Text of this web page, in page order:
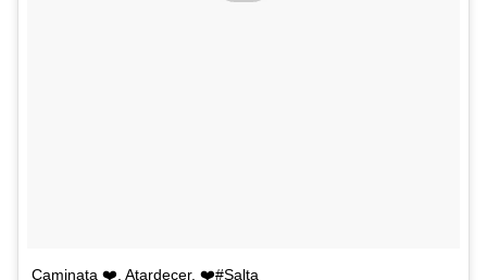
Caminata ❤️. Atardecer. ❤️#Salta